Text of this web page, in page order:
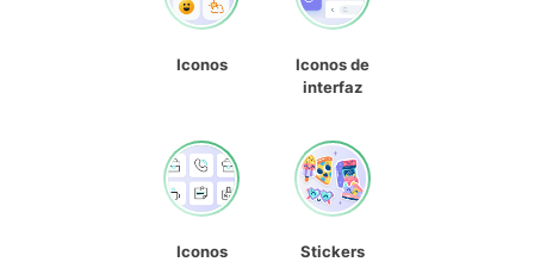
Iconos
Iconos de
interfaz
Iconos
Stickers